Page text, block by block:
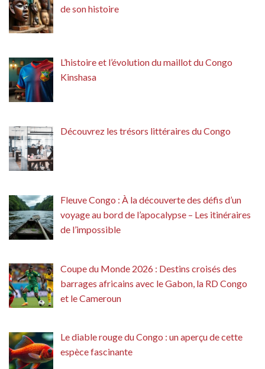
de son histoire
L’histoire et l’évolution du maillot du Congo
Kinshasa
Découvrez les trésors littéraires du Congo
Fleuve Congo : À la découverte des défis d’un
voyage au bord de l’apocalypse – Les itinéraires
de l’impossible
Coupe du Monde 2026 : Destins croisés des
barrages africains avec le Gabon, la RD Congo
et le Cameroun
Le diable rouge du Congo : un aperçu de cette
espèce fascinante